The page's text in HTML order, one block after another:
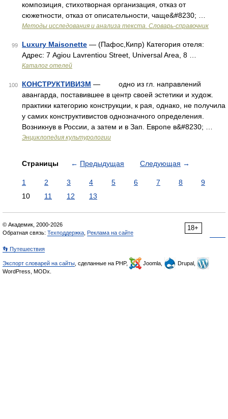
композиция, стихотворная организация, отказ от
сюжетности, отказ от описательности, чаще&#8230; …
Методы исследования и анализа текста. Словарь-справочник
99 Luxury Maisonette — (Пафос,Кипр) Категория отеля:
Адрес: 7 Agiou Lavrentiou Street, Universal Area, 8 …
Каталог отелей
100 КОНСТРУКТИВИЗМ — одно из гл. направлений
авангарда, поставившее в центр своей эстетики и худож.
практики категорию конструкции, к рая, однако, не получила
у самих конструктивистов однозначного определения.
Возникнув в России, а затем и в Зап. Европе в&#8230; …
Энциклопедия культурологии
Страницы ← Предыдущая Следующая →
1 2 3 4 5 6 7 8
9
10
11 12 13
18+
© Академик, 2000-2026
Обратная связь: Техподдержка Реклама на сайте
👣 Путешествия
Экспорт словарей на сайты , сделанные на PHP, Joomla,
Drupal,
WordPress, MODx.